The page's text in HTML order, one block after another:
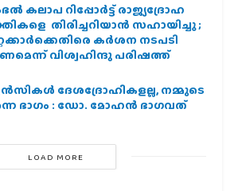
കലാപ റിപ്പോർട്ട് രാജ്യദ്രോഹ
തിരിച്ചറിയാൻ സഹായിച്ചു ;
കർശന നടപടി
വിശ്വഹിന്ദു പരിഷത്ത്
ദേശദ്രോഹികളല്ല, നമ്മുടെ
ഭാഗം : ഡോ. മോഹന്‍ ഭാഗവത്
LOAD MORE